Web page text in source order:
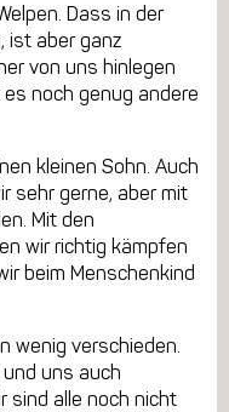
Dass in der
ist aber ganz
von uns hinlegen
noch genug andere
kleinen Sohn. Auch
sehr gerne, aber mit
Mit den
wir richtig kämpfen
beim Menschenkind
wenig verschieden.
uns auch
sind alle noch nicht